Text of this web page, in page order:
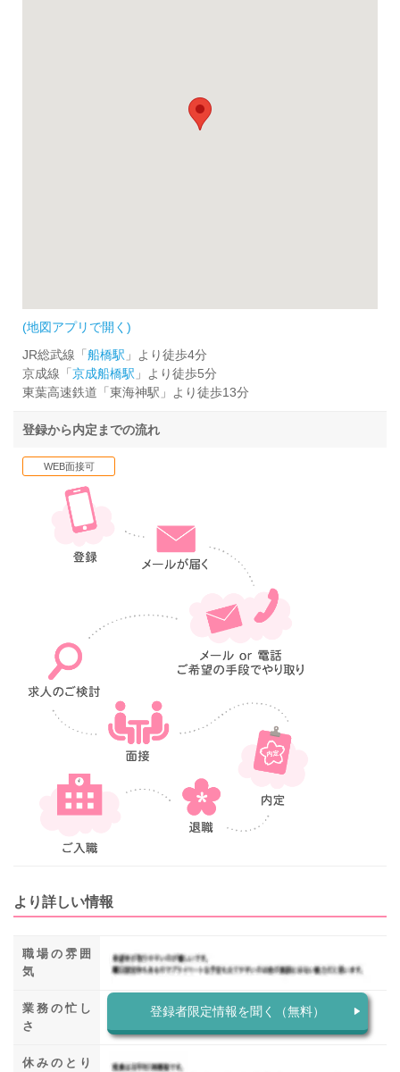
(地図アプリで開く)
JR総武線「 船橋駅 」より徒歩4分
京成線「 京成船橋駅 」より徒歩5分
東葉高速鉄道「東海神駅」より徒歩13分
登録から内定までの流れ
WEB面接可
より詳しい情報
職場の雰囲
気
業務の忙し
さ
休みのとり
登録者限定情報を聞く（無料）